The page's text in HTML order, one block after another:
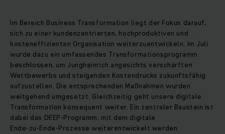
Im Bereich Business Transformation liegt der Fokus darauf,
sich zu einer kundenzentrierten, hochproduktiven und
kosteneffizienten Organisation weiterzuentwickeln. Im Juli
wurde dazu ein umfassendes Transformationsprogramm
beschlossen, um Jungheinrich angesichts verschärften
Wettbewerbs und steigenden Kostendrucks zukunftsfähig
aufzustellen. Die entsprechenden Maßnahmen wurden
weitgehend umgesetzt. Gleichzeitig geht unsere digitale
Transformation konsequent weiter. Ein zentraler Baustein ist
dabei das DEEP‑Programm, mit dem digitale
Ende‑zu‑Ende‑Prozesse weiterentwickelt werden.